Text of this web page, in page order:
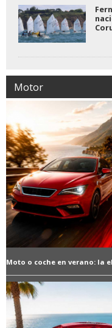
Motor
Moto o coche en verano: la